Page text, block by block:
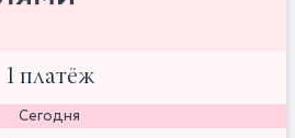
1 платёж
Сегодня